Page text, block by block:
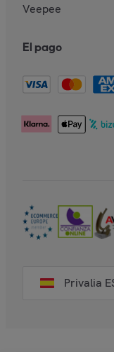
Veepee
El pago
Privalia